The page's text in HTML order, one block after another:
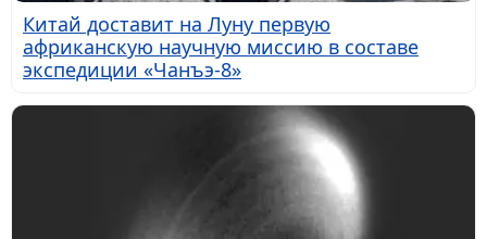
Китай доставит на Луну первую
африканскую научную миссию в составе
экспедиции «Чанъэ-8»